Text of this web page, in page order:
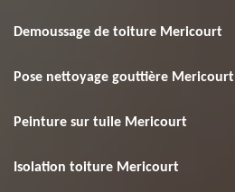
Demoussage de toiture Mericourt
Pose nettoyage gouttière Mericourt
Peinture sur tuile Mericourt
Isolation toiture Mericourt